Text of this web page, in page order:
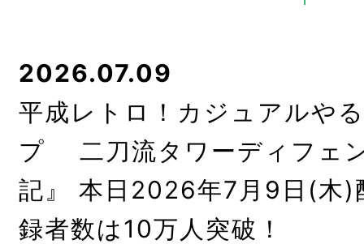
2026.07.09
平成レトロ！カジュアルや
プ 二刀流タワーディフェ
記』 本日2026年7月9日(木)
録者数は10万人突破！